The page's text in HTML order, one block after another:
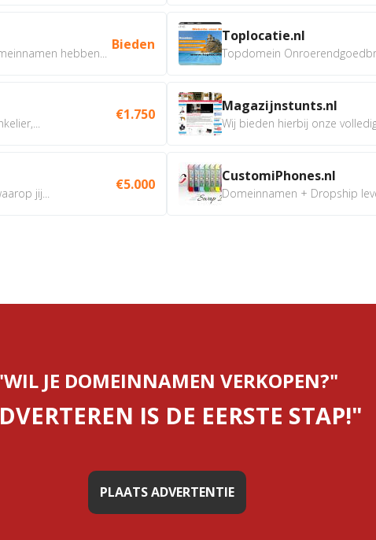
hebben...
Bieden
€1.750
jij...
€5.000
Toplocatie.nl
Topdomein
Magazijnstunts.nl
Wij bieden hierbij onze
CustomiPhones.nl
Domeinnamen + Dropship
JE DOMEINNAMEN VERKOPEN?"
IS DE EERSTE STAP!"
PLAATS ADVERTENTIE